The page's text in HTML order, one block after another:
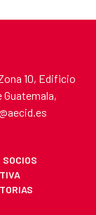
10, Edificio
Guatemala,